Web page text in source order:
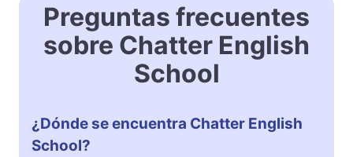
Preguntas frecuentes
sobre Chatter English
School
¿Dónde se encuentra Chatter English
School?